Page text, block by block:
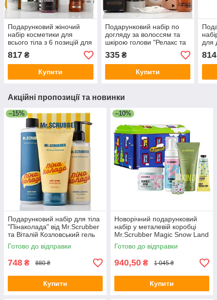
Подарунковий жіночий
набір косметики для
всього тіла з 6 позицій для
шкіри та волосся мамі,
дружині, сестрі
817 ₴
Купити
Подарунковий набір по
догляду за волоссям та
шкірою голови "Релакс та
відновлення"
335₴
Купити
для
814
Акційні пропозиції та новинки
–15%
Подарунковий набір для тіла
"Пінаколада" від Mr.Scrubber
та Віталій Козловський гель
для душу+лосьйон+піна для
ванни
Готово до відправки
748 ₴ 880 ₴
Купити
–10%
Новорічний подарунковий
набір у металевій коробці
Mr.Scrubber Magic Snow Land
Christmas Gift з 5-ти позицій
Готово до відправки
940,50 ₴ 1 045 ₴
Купити